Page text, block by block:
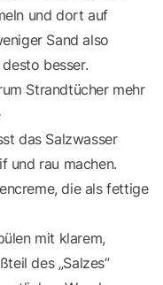
und dort auf
Sand also
besser.
Strandtücher mehr
das Salzwasser
und rau machen.
die als fettige
mit klarem,
des „Salzes”